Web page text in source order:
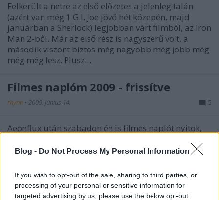
Blog - Do Not Process My Personal Information
If you wish to opt-out of the sale, sharing to third parties, or
processing of your personal or sensitive information for
targeted advertising by us, please use the below opt-out
Felkerült a netre az első előzetes a jelenleg talán
(azért van még 1 G.I. Joe jövő hét közepén, majd
januárban a Sherlock) legjobban várt filmből, az Iron
Man 2-ből. Már az első rész is nagyszerű volt, a
második viszont biztos még nagyobb még jobb még
még még lesz. Plusz…
Filmes naplóm 2009 - frissítve
rhynn • 2009. június 14. 5
Aeonflux után szabadon én is filmes naplót nyitok,
néztem meg. A lista hónapokra lesz bontva, régebbi
kommentet is írok hozzá, ill. ha lesz kritika, akkor azt
is. Oldaldobozban is ki fog…